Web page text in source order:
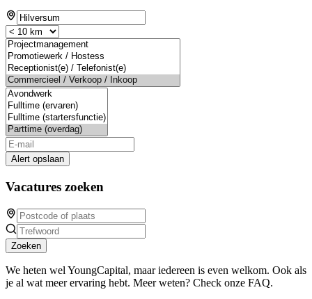
Alert opslaan
Vacatures zoeken
Zoeken
We heten wel YoungCapital, maar iedereen is even welkom. Ook als
je al wat meer ervaring hebt. Meer weten? Check onze FAQ.